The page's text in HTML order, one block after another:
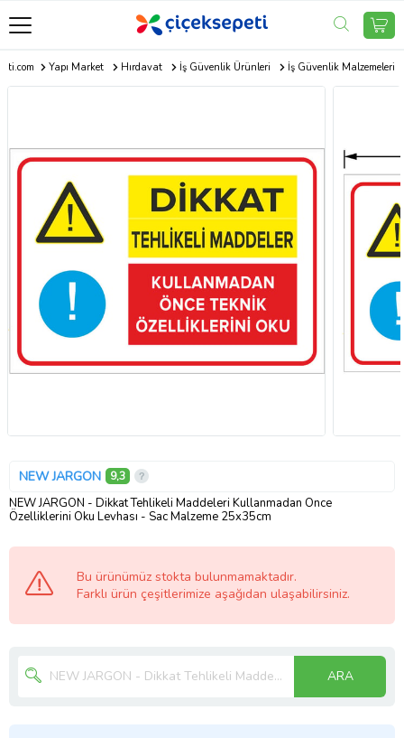
Yapı Market Hırdavat İş Güvenlik Ürünleri İş Güvenlik Malzemeleri
NEW JARGON 9,3
NEW JARGON - Dikkat Tehlikeli Maddeleri Kullanmadan Önce
Özelliklerini Oku Levhası - Sac Malzeme 25x35cm
Bu ürünümüz stokta bulunmamaktadır.
Farklı ürün çeşitlerimize aşağıdan ulaşabilirsiniz.
ARA